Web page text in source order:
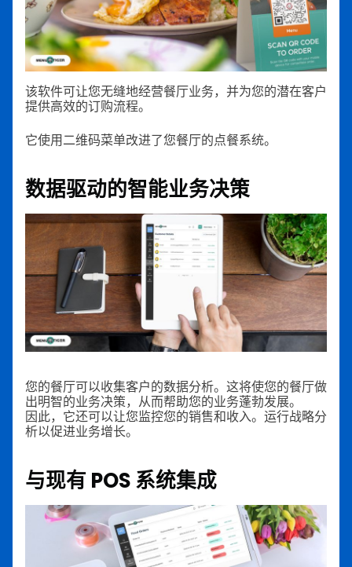
该软件可让您无缝地经营餐厅业务，并为您的潜在客户
提供高效的订购流程。
它使用二维码菜单改进了您餐厅的点餐系统。
数据驱动的智能业务决策
您的餐厅可以收集客户的数据分析。这将使您的餐厅做
出明智的业务决策，从而帮助您的业务蓬勃发展。
因此，它还可以让您监控您的销售和收入。运行战略分
析以促进业务增长。
与现有 POS 系统集成